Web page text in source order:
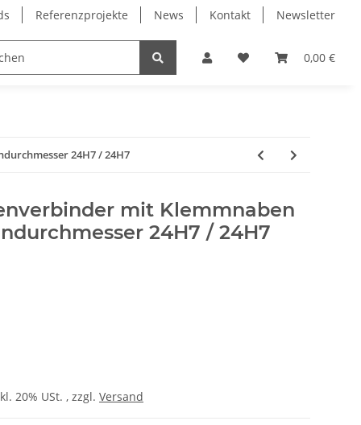
Referenzprojekte News Kontakt Newsletter
0,00 €
Lagertechnik Lineartechnik
24H7 / 24H7
mit Klemmnaben
24H7 / 24H7
20% USt. , zzgl. Versand